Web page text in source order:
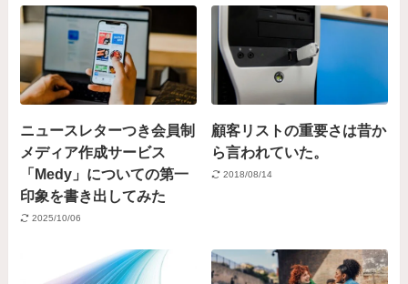
ニュースレターつき会員制
メディア作成サービス
「Medy」についての第一
印象を書き出してみた
2025/10/06
顧客リストの重要さは昔か
ら言われていた。
2018/08/14